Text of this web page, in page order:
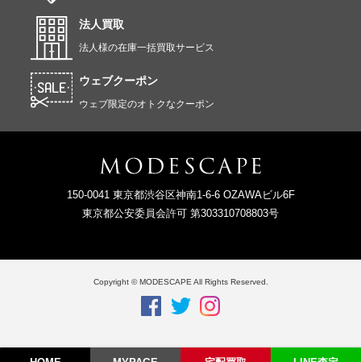
法人買取
法人様の在庫一括買取サービス
ウェブクーポン
ウェブ限定のオトクなクーポン
150-0041 東京都渋谷区神南1-6-6 OZAWAビル6F
東京都公安委員会許可 第303310708803号
Copyright © MODESCAPE All Rights Reserved.